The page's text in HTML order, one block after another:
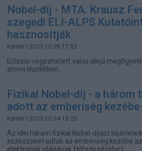
Nobel-díj - MTA: Krausz
szegedi ELI-ALPS
hasznosítják
Karrier | 2023.10.05 17:52
Először végezhetett valós idejű
atomi léptékben.
Fizikai Nobel-díj - a három
adott az emberiség kezébe
Karrier | 2023.10.04 15:20
Az idei három fizikai Nobel-díjast
eszközöket adtak az emberiség kezébe
elektronok világának felfedezéséhez.